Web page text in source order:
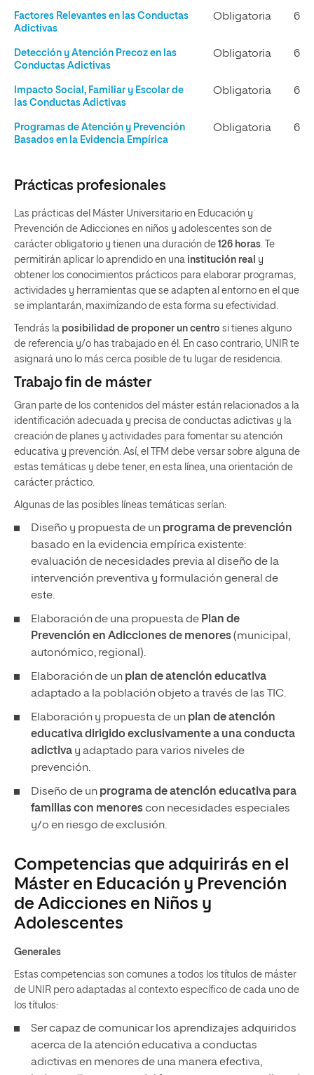
Factores Relevantes en las Conductas
Adictivas
Obligatoria 6
Detección y Atención Precoz en las
Conductas Adictivas
Obligatoria 6
Impacto Social, Familiar y Escolar de
las Conductas Adictivas
Obligatoria 6
Programas de Atención y Prevención
Basados en la Evidencia Empírica
Obligatoria 6
Prácticas profesionales
Las prácticas del Máster Universitario en Educación y
Prevención de Adicciones en niños y adolescentes son de
carácter obligatorio y tienen una duración de 126 horas. Te
permitirán aplicar lo aprendido en una institución real y
obtener los conocimientos prácticos para elaborar programas,
actividades y herramientas que se adapten al entorno en el que
se implantarán, maximizando de esta forma su efectividad.
Tendrás la posibilidad de proponer un centro si tienes alguno
de referencia y/o has trabajado en él. En caso contrario, UNIR te
asignará uno lo más cerca posible de tu lugar de residencia.
Trabajo fin de máster
Gran parte de los contenidos del máster están relacionados a la
identificación adecuada y precisa de conductas adictivas y la
creación de planes y actividades para fomentar su atención
educativa y prevención. Así, el TFM debe versar sobre alguna de
estas temáticas y debe tener, en esta línea, una orientación de
carácter práctico.
Algunas de las posibles líneas temáticas serían:
Diseño y propuesta de un programa de prevención
basado en la evidencia empírica existente:
evaluación de necesidades previa al diseño de la
intervención preventiva y formulación general de
este.
Elaboración de una propuesta de Plan de
Prevención en Adicciones de menores(municipal,
autonómico, regional).
Elaboración de un plan de atención educativa
adaptado a la población objeto a través de las TIC.
Elaboración y propuesta de un plan de atención
educativa dirigido exclusivamente a una conducta
adictiva y adaptado para varios niveles de
prevención.
Diseño de un programa de atención educativa para
familias con menorescon necesidades especiales
y/o en riesgo de exclusión.
Competencias que adquirirás en el
Máster en Educación y Prevención
de Adicciones en Niños y
Adolescentes
Generales
Estas competencias son comunes a todos los títulos de máster
de UNIR pero adaptadas al contexto específico de cada uno de
los títulos:
Ser capaz de comunicar los aprendizajes adquiridos
acerca de la atención educativa a conductas
adictivas en menores de una manera efectiva,